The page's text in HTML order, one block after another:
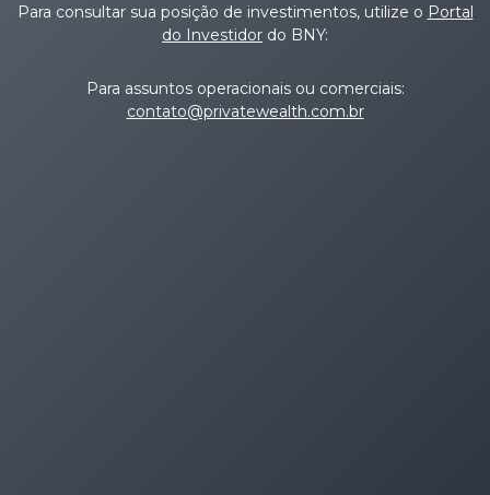
Para consultar sua posição de investimentos, utilize o Portal
do Investidor do BNY:
Para assuntos operacionais ou comerciais:
contato@privatewealth.com.br